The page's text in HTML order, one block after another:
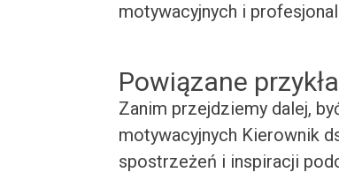
motywacyjnych i
Powiązane
Zanim przejdziemy dalej,
motywacyjnych Kierownik
spostrzeżeń i inspiracji